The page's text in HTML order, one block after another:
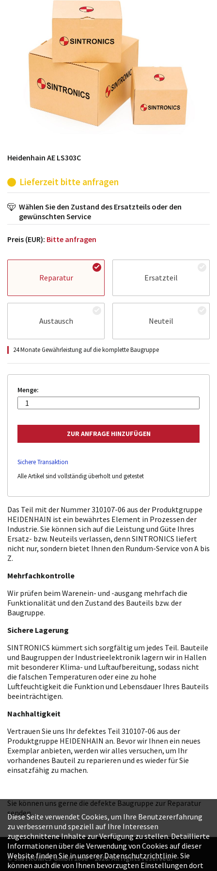
möglich. SINTRONICS ist dann ihr Partner, der
entweder die alten Baugruppen technisch hochwertig
repariert oder ihnen die abgekündigten Baugruppen
aus dem eigenen Lager ersetzt.
Heidenhain AE LS303C
Lieferzeit bitte anfragen
Wählen Sie den Zustand des Ersatzteils oder den
gewünschten Service
Preis (EUR): Bitte anfragen
Reparatur Ersatzteil
Austausch Neuteil
24 Monate Gewährleistung auf die komplette Baugruppe
Menge:
Sichere Transaktion
Alle Artikel sind vollständig überholt und getestet
Das Teil mit der Nummer 310107-06 aus der Produktgruppe
HEIDENHAIN ist ein bewährtes Element in Prozessen der
Industrie. Sie können sich auf die Leistung und Güte Ihres
Ersatz- bzw. Neuteils verlassen, denn SINTRONICS liefert
nicht nur, sondern bietet Ihnen den Rundum-Service von A bis
Z.
Mehrfachkontrolle
Wir prüfen beim Warenein- und -ausgang mehrfach die
Funktionalität und den Zustand des Bauteils bzw. der
Baugruppe.
Sichere Lagerung
SINTRONICS kümmert sich sorgfältig um jedes Teil. Bauteile
und Baugruppen der Industrieelektronik lagern wir in Hallen
mit besonderer Klima- und Luftaufbereitung, sodass nicht
die falschen Temperaturen oder eine zu hohe
Luftfeuchtigkeit die Funktion und Lebensdauer Ihres Bauteils
beeinträchtigen.
Nachhaltigkeit
Vertrauen Sie uns Ihr defektes Teil 310107-06 aus der
Produktgruppe HEIDENHAIN an. Bevor wir Ihnen ein neues
Exemplar anbieten, werden wir alles versuchen, um Ihr
vorhandenes Bauteil zu reparieren und es wieder für Sie
einsatzfähig zu machen.
Sie können uns gerne die defekte Baugruppe zur Reparatur
senden.
© SINTRONICS GmbH 2008 – 2026. All rights reserved.
Diese Seite verwendet Cookies, um Ihre Benutzererfahrung
zu verbessern und speziell auf Ihre Interessen
zugeschnittene Inhalte zur Verfügung zu stellen. Detaillierte
Informationen über die Verwendung von Cookies auf dieser
Website finden Sie in unserer Datenschutzrichtlinie. Sie
können auch die von Ihnen bevorzugten Einstellungen dort